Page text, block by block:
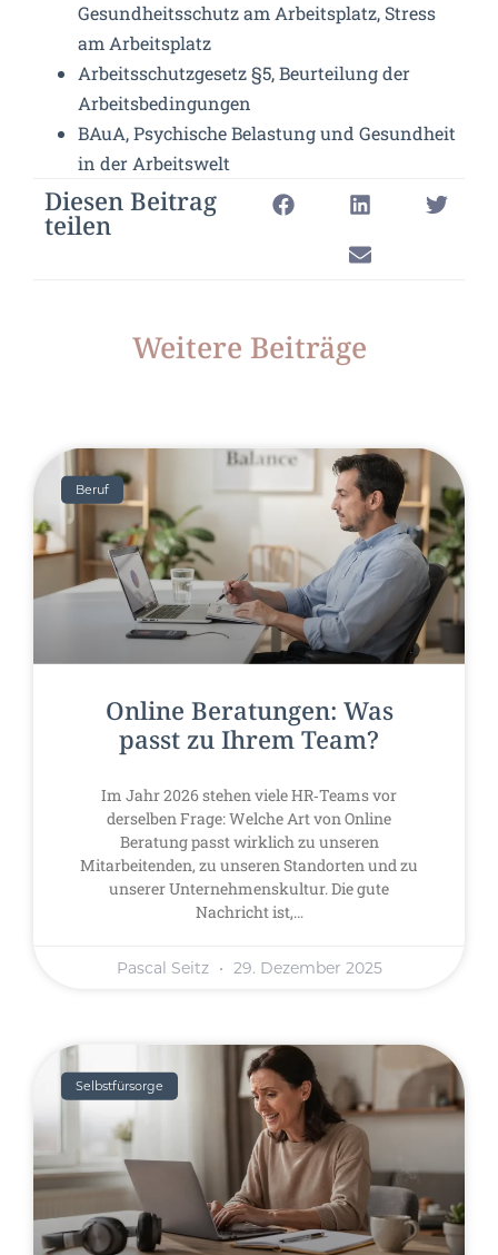
Gesundheitsschutz am Arbeitsplatz, Stress
am Arbeitsplatz
Arbeitsschutzgesetz §5, Beurteilung der
Arbeitsbedingungen
BAuA, Psychische Belastung und Gesundheit
in der Arbeitswelt
Diesen Beitrag
teilen
Weitere Beiträge
Beruf
Online Beratungen: Was
passt zu Ihrem Team?
Im Jahr 2026 stehen viele HR‑Teams vor
derselben Frage: Welche Art von Online
Beratung passt wirklich zu unseren
Mitarbeitenden, zu unseren Standorten und zu
unserer Unternehmenskultur. Die gute
Nachricht ist,…
Pascal Seitz 29. Dezember 2025
Selbstfürsorge